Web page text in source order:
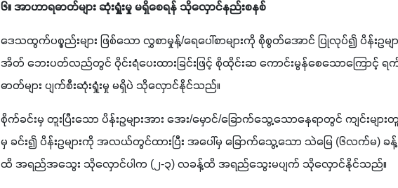
၆။ အာဟာရဓာတ်များ ဆုံးရှုံးမှု မရှိစေရန် သိုလှောင်နည်းစနစ်
ဒေသထွက်ပစ္စည်းများ ဖြစ်သော လွှစာမှုန့်/ရေပေါ်စာများကို စိုစွတ်အောင် ပြုလုပ်၍ ပိန်း
အိတ် ဘေးပတ်လည်တွင် ဝိုင်းရံပေးထားခြင်းဖြင့် စိုထိုင်းဆ ကောင်းမွန်စေသောကြောင့်
ဓာတ်များ ပျက်စီးဆုံးရှုံးမှု မရှိပဲ သိုလှောင်နိုင်သည်။
စိုက်ခင်းမှ တူးပြီးသော ပိန်းဥများအား အေး/မှောင်/ခြောက်သွေ့သောနေရာတွင် ကျင်းမျာ
မှ ခင်း၍ ပိန်းဥများကို အလယ်တွင်ထားပြီး အပေါ်မှ ခြောက်သွေ့သော သဲမြေ (၆လက်မ)
ထိ အရည်အသွေး သိုလှောင်ပါက (၂-၃) လခန့်ထိ အရည်သွေးမပျက် သိုလှောင်နိုင်သည်။